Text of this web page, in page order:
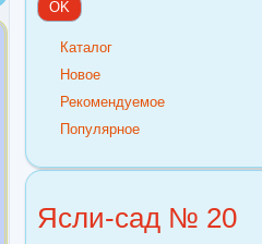
Каталог
Новое
Рекомендуемое
Популярное
Ясли-сад № 20